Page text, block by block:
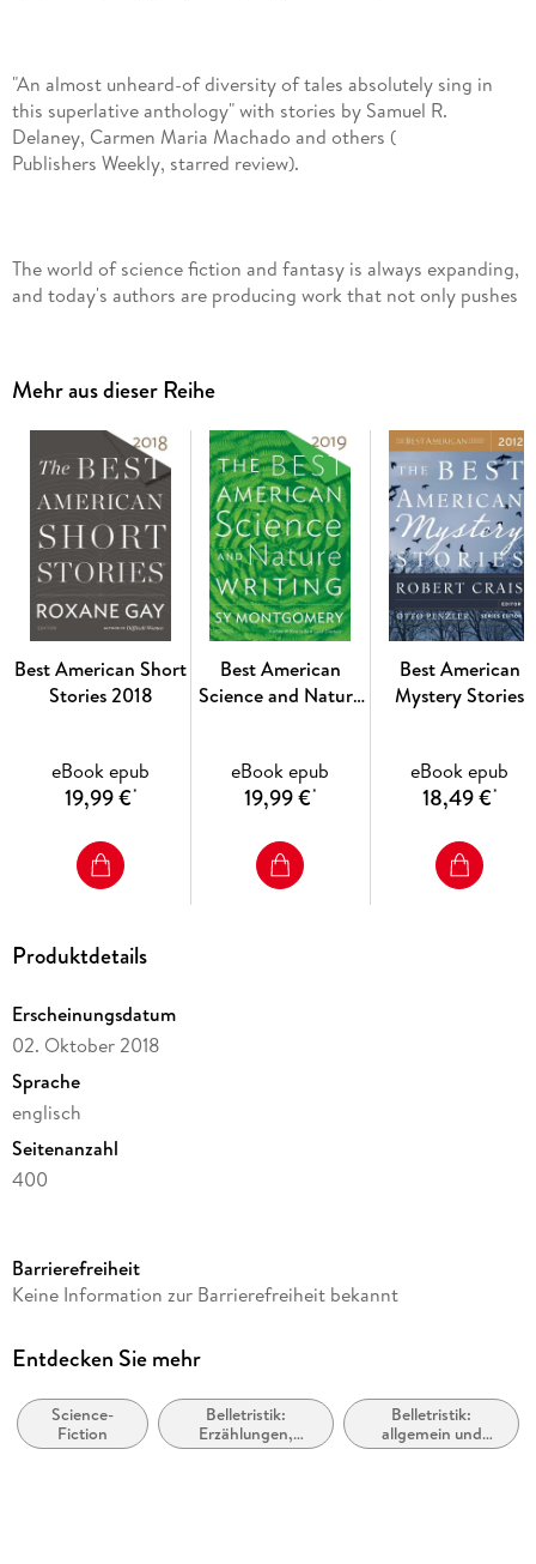
"An almost unheard-of diversity of tales absolutely sing in
this superlative anthology" with stories by Samuel R.
Delaney, Carmen Maria Machado and others (
Publishers Weekly, starred review).
The world of science fiction and fantasy is always expanding,
and today's authors are producing work that not only pushes
magic.
With a diverse selection of stories chosen by series editor
John Joseph Adams and guest editor N. K. Jemisin,
The Best American Science Fiction and Fantasy 2018explores
the ever-expanding and changing world of SFF today, with
Jemisin bringing her lyrical, endlessly curious point of view to
this edition of the acclaimed anthology series.
Mehr aus dieser Reihe
Best American Short
Stories 2018
eBook epub
19,99 €*
Best American
Science and Nature
eBook epub
19,99 €*
Best American
Mystery Stories
eBook epub
18,49 €*
Produktdetails
Erscheinungsdatum
02. Oktober 2018
Sprache
englisch
Seitenanzahl
400
Reihe
Herausgegeben von
Verlag/Hersteller
HMH Books
Barrierefreiheit
Keine Information zur Barrierefreiheit bekannt
Entdecken Sie mehr
Science-
Fiction
Belletristik:
Erzählungen,
Kurzgeschichten,
Belletristik:
allgemein und
literarisch, nicht